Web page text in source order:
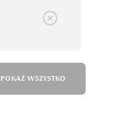
POKAŻ WSZYSTKO